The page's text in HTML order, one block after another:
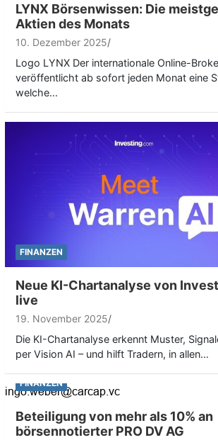
LYNX Börsenwissen: Die
Aktien des Monats
10. Dezember 2025
Logo LYNX Der internationale Online-
veröffentlicht ab sofort jeden Monat eine
welche…
FINANZEN
Neue KI-Chartanalyse von
live
19. November 2025
Die KI-Chartanalyse erkennt Muster,
per Vision AI – und hilft Tradern, in allen…
FINANZEN
Beteiligung von mehr als 10% an
börsennotierter PRO DV AG